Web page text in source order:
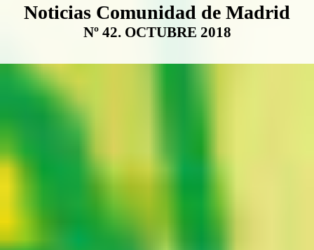
Boletín Noticias Comunidad de
Noticias Comunidad de Madrid
Nº 42. OCTUBRE 2018